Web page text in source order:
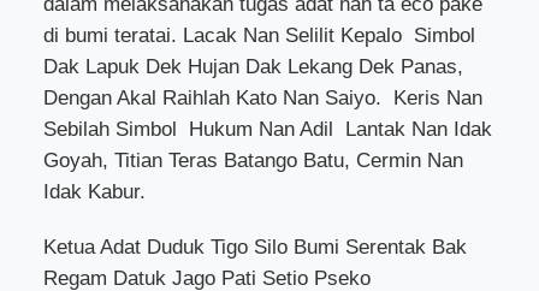
di bumi teratai. Lacak Nan Selilit Kepalo Simbol
Dak Lapuk Dek Hujan Dak Lekang Dek Panas,
Dengan Akal Raihlah Kato Nan Saiyo.
Keris Nan
Sebilah Simbol
Hukum Nan Adil
Lantak Nan Idak
Goyah, Titian Teras Batango Batu, Cermin Nan
Idak Kabur.
Ketua Adat Duduk Tigo Silo Bumi Serentak Bak
Regam Datuk Jago Pati Setio Pseko